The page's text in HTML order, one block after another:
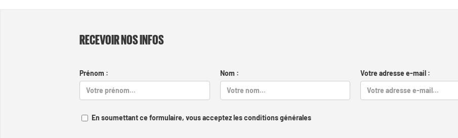
RECEVOIR NOS INFOS
Prénom : Nom : Votre adresse e-mail :
En soumettant ce formulaire, vous acceptez les conditions générales